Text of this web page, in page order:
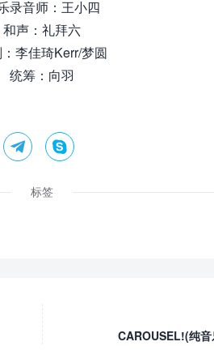
录音师：王小四
和声：礼拜六
李佳琦Kerr/梦圆
统筹：向羽
 
标签
CAROUSEL!(纯